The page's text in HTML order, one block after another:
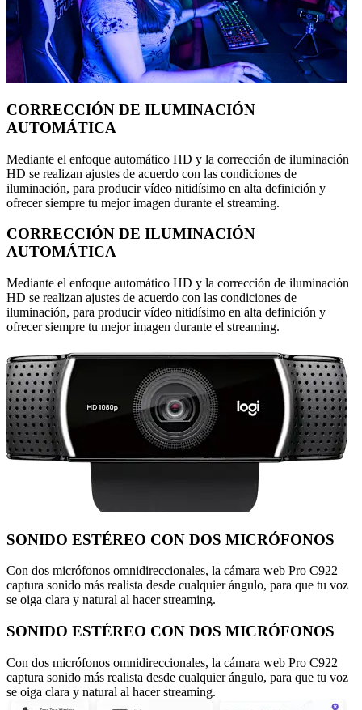
CORRECCIÓN DE ILUMINACIÓN
AUTOMÁTICA
Mediante el enfoque automático HD y la corrección de iluminación
HD se realizan ajustes de acuerdo con las condiciones de
iluminación, para producir vídeo nitidísimo en alta definición y
ofrecer siempre tu mejor imagen durante el streaming.
CORRECCIÓN DE ILUMINACIÓN
AUTOMÁTICA
Mediante el enfoque automático HD y la corrección de iluminación
HD se realizan ajustes de acuerdo con las condiciones de
iluminación, para producir vídeo nitidísimo en alta definición y
ofrecer siempre tu mejor imagen durante el streaming.
SONIDO ESTÉREO CON DOS MICRÓFONOS
Con dos micrófonos omnidireccionales, la cámara web Pro C922
captura sonido más realista desde cualquier ángulo, para que tu voz
se oiga clara y natural al hacer streaming.
SONIDO ESTÉREO CON DOS MICRÓFONOS
Con dos micrófonos omnidireccionales, la cámara web Pro C922
captura sonido más realista desde cualquier ángulo, para que tu voz
se oiga clara y natural al hacer streaming.